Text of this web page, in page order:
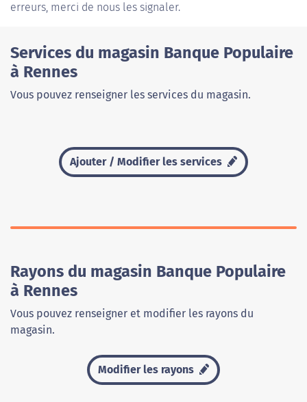
erreurs, merci de nous les signaler.
Services du magasin Banque Populaire
à Rennes
Vous pouvez renseigner les services du magasin.
Ajouter / Modifier les services
Rayons du magasin Banque Populaire
à Rennes
Vous pouvez renseigner et modifier les rayons du
magasin.
Modifier les rayons